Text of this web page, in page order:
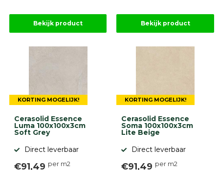
Bekijk product Bekijk product
KORTING MOGELIJK!
Cerasolid Essence
Luma 100x100x3cm
Soft Grey
Direct leverbaar
€91,49 per m2
KORTING MOGELIJK!
Cerasolid Essence
Soma 100x100x3cm
Lite Beige
Direct leverbaar
€91,49 per m2